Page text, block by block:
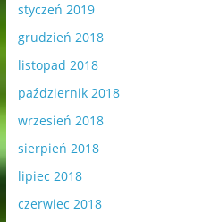
styczeń 2019
grudzień 2018
listopad 2018
październik 2018
wrzesień 2018
sierpień 2018
lipiec 2018
czerwiec 2018